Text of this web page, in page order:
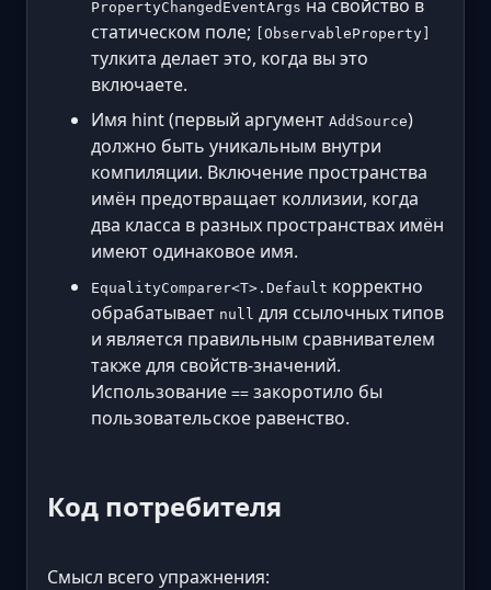
PropertyChangedEventArgs на свойство в
статическом поле; [ObservableProperty]
тулкита делает это, когда вы это
включаете.
Имя hint (первый аргумент AddSource)
должно быть уникальным внутри
компиляции. Включение пространства
имён предотвращает коллизии, когда
два класса в разных пространствах имён
имеют одинаковое имя.
EqualityComparer<T>.Default корректно
обрабатывает null для ссылочных типов
и является правильным сравнивателем
также для свойств-значений.
Использование == закоротило бы
пользовательское равенство.
Код потребителя
Смысл всего упражнения: